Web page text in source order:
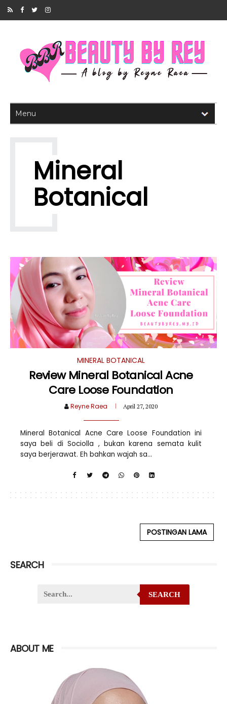
Mineral
Botanical
MINERAL BOTANICAL
Review Mineral Botanical Acne
Care Loose Foundation
Reyne Raea April 27, 2020
Mineral Botanical Acne Care Loose Foundation ini
saya beli di Sociolla , bukan karena semata kulit
saya berjerawat. Eh bahkan wajah sa...
POSTINGAN LAMA
SEARCH
SEARCH
ABOUT ME